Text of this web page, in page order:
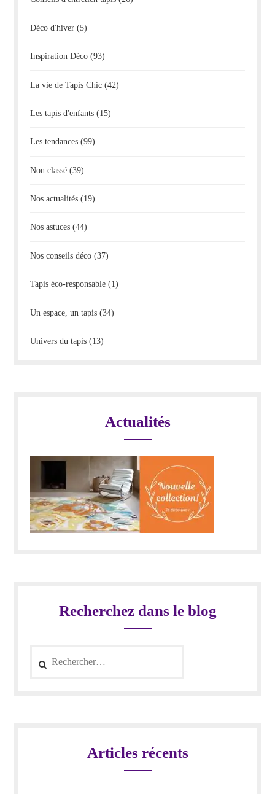
Déco d'hiver (5)
Inspiration Déco (93)
La vie de Tapis Chic (42)
Les tapis d'enfants (15)
Les tendances (99)
Non classé (39)
Nos actualités (19)
Nos astuces (44)
Nos conseils déco (37)
Tapis éco-responsable (1)
Un espace, un tapis (34)
Univers du tapis (13)
Actualités
Recherchez dans le blog
Articles récents